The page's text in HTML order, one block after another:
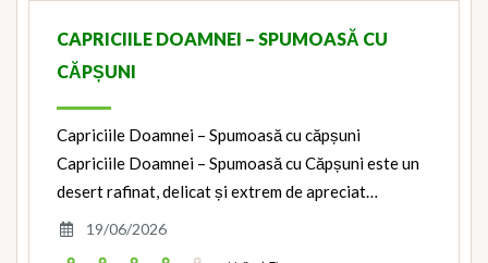
CAPRICIILE DOAMNEI – SPUMOASĂ CU
CĂPȘUNI
Capriciile Doamnei – Spumoasă cu căpșuni
Capriciile Doamnei – Spumoasă cu Căpșuni este un
desert rafinat, delicat și extrem de apreciat…
19/06/2026